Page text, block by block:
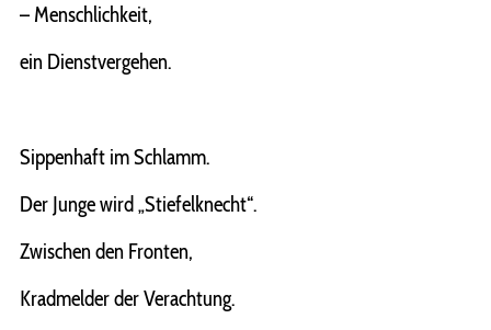
– Menschlichkeit,
ein Dienstvergehen.
Sippenhaft im Schlamm.
Der Junge wird „Stiefelknecht“.
Zwischen den Fronten,
Kradmelder der Verachtung.